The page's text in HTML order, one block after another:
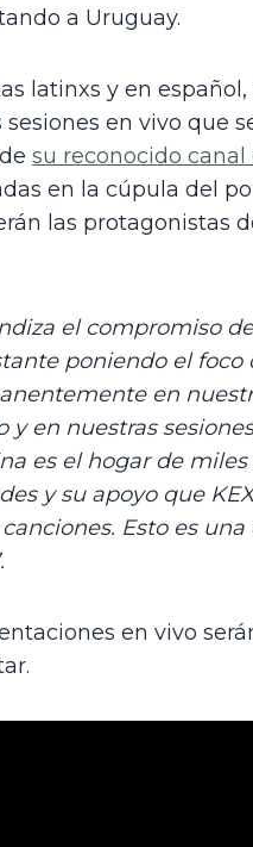
a Uruguay.
latinxs y en
en vivo que
su reconocido canal
en la cúpula del
las protagonistas
el compromiso
poniendo el foco
en
y en nuestras
es el hogar de
y su apoyo que
Esto es una
en vivo